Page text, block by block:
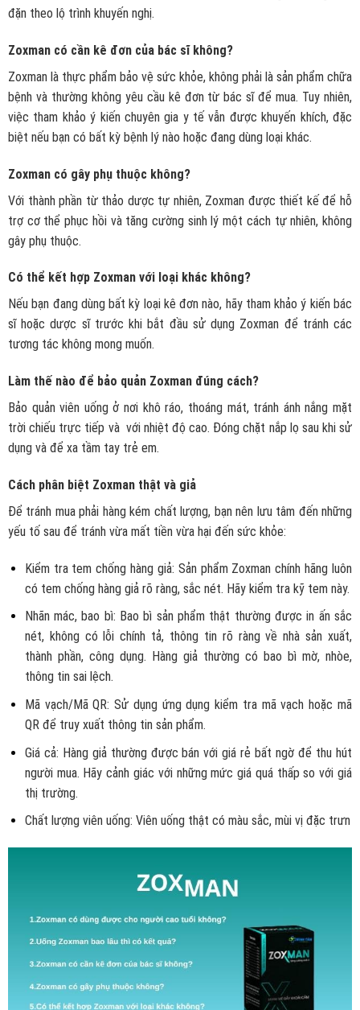
đặn theo lộ trình khuyến nghị.
Zoxman có cần kê đơn của bác sĩ không?
Zoxman là thực phẩm bảo vệ sức khỏe, không phải là sản phẩm chữa
bệnh và thường không yêu cầu kê đơn từ bác sĩ để mua. Tuy nhiên,
việc tham khảo ý kiến chuyên gia y tế vẫn được khuyến khích, đặc
biệt nếu bạn có bất kỳ bệnh lý nào hoặc đang dùng loại khác.
Zoxman có gây phụ thuộc không?
Với thành phần từ thảo dược tự nhiên, Zoxman được thiết kế để hỗ
trợ cơ thể phục hồi và tăng cường sinh lý một cách tự nhiên, không
gây phụ thuộc.
Có thể kết hợp Zoxman với loại khác không?
Nếu bạn đang dùng bất kỳ loại kê đơn nào, hãy tham khảo ý kiến bác
sĩ hoặc dược sĩ trước khi bắt đầu sử dụng Zoxman để tránh các
tương tác không mong muốn.
Làm thế nào để bảo quản Zoxman đúng cách?
Bảo quản viên uống ở nơi khô ráo, thoáng mát, tránh ánh nắng mặt
trời chiếu trực tiếp và với nhiệt độ cao. Đóng chặt nắp lọ sau khi sử
dụng và để xa tầm tay trẻ em.
Cách phân biệt Zoxman thật và giả
Để tránh mua phải hàng kém chất lượng, bạn nên lưu tâm đến những
yếu tố sau để tránh vừa mất tiền vừa hại đến sức khỏe:
Kiểm tra tem chống hàng giả: Sản phẩm Zoxman chính hãng luôn
có tem chống hàng giả rõ ràng, sắc nét. Hãy kiểm tra kỹ tem này.
Nhãn mác, bao bì: Bao bì sản phẩm thật thường được in ấn sắc
nét, không có lỗi chính tả, thông tin rõ ràng về nhà sản xuất,
thành phần, công dụng. Hàng giả thường có bao bì mờ, nhòe,
thông tin sai lệch.
Mã vạch/Mã QR: Sử dụng ứng dụng kiểm tra mã vạch hoặc mã
QR để truy xuất thông tin sản phẩm.
Giá cả: Hàng giả thường được bán với giá rẻ bất ngờ để thu hút
người mua. Hãy cảnh giác với những mức giá quá thấp so với giá
thị trường.
Chất lượng viên uống: Viên uống thật có màu sắc, mùi vị đặc trưn